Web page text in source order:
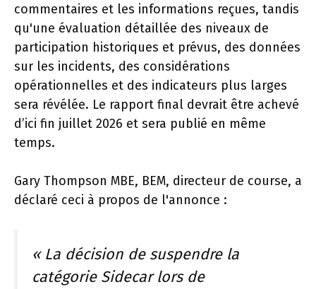
commentaires et les informations reçues, tandis
qu'une évaluation détaillée des niveaux de
participation historiques et prévus, des données
sur les incidents, des considérations
opérationnelles et des indicateurs plus larges
sera révélée. Le rapport final devrait être achevé
d’ici fin juillet 2026 et sera publié en même
temps.
Gary Thompson MBE, BEM, directeur de course, a
déclaré ceci à propos de l'annonce :
« La décision de suspendre la
catégorie Sidecar lors de